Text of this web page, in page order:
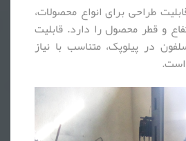
طراحی برای انواع محصولات،
و قطر محصول را دارد. قابلیت
در پیلوپک، متناسب با نیاز